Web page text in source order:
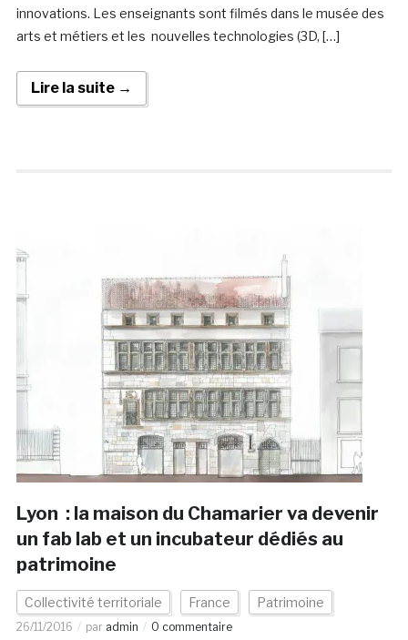
innovations. Les enseignants sont filmés dans le musée des
arts et métiers et les nouvelles technologies (3D, […]
Lire la suite →
Lyon : la maison du Chamarier va devenir
un fab lab et un incubateur dédiés au
patrimoine
Collectivité territoriale France Patrimoine
26/11/2016 par admin 0 commentaire